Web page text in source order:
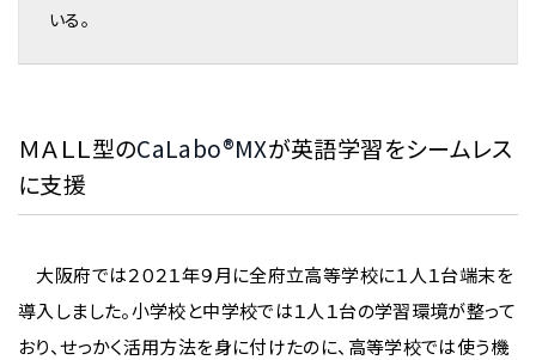
いる。
ＭＡＬＬ型のCaLabo®MXが英語学習をシームレス
に支援
大阪府では２０２１年９月に全府立高等学校に１人１台端末を
導入しました。小学校と中学校では１人１台の学習環境が整って
おり、せっかく活用方法を身に付けたのに、高等学校では使う機